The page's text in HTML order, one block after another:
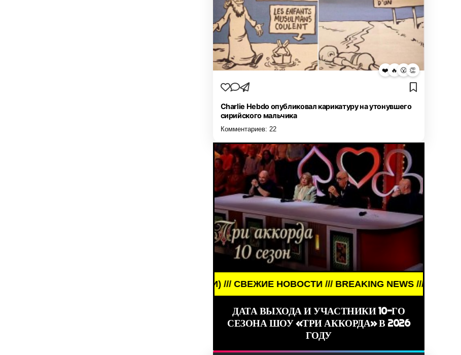
❤️ 🔥 😮 👏
Charlie Hebdo опубликовал карикатуру на утонувшего
сирийского мальчика
Комментариев: 22
BREAKING NEWS /// НОВОСТИ (СМИ) /// СВЕЖИЕ НОВОСТИ /// BREAKING NEWS /// НОВОСТИ
ДАТА ВЫХОДА И УЧАСТНИКИ 10-ГО
СЕЗОНА ШОУ «ТРИ АККОРДА» В 2026
ГОДУ